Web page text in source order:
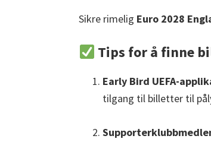
Sikre rimelig Euro 2028
Tips for å finne
Early Bird UEFA-
tilgang til billetter til